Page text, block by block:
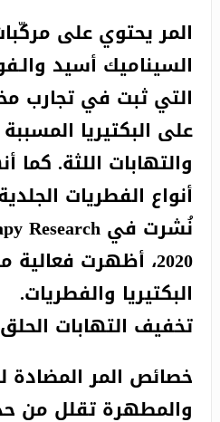
المر يحتوي على
السيناميك أسيد
التي ثبت في تجارب
على البكتيريا
والتهابات اللثة.
أنواع الفطريات
2020، أظهرت
البكتيريا والفطريات.
تخفيف التهابات
خصائص المر المضادة
والمطهرة تقلل من